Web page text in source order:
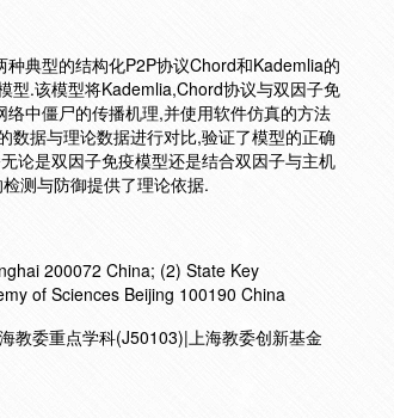
典型的结构化P2P协议Chord和Kademlia的
型.该模型将Kademlia,Chord协议与双因子免
中僵尸的传播机理,并使用软件仿真的方法
数据与理论数据进行对比,验证了模型的正确
论是双因子免疫模型还是结合双因子与主机
测与防御提供了理论依据.
200072 China; (2) State Key
of Sciences Beijing 100190 China
教委重点学科(J50103)|上海教委创新基金